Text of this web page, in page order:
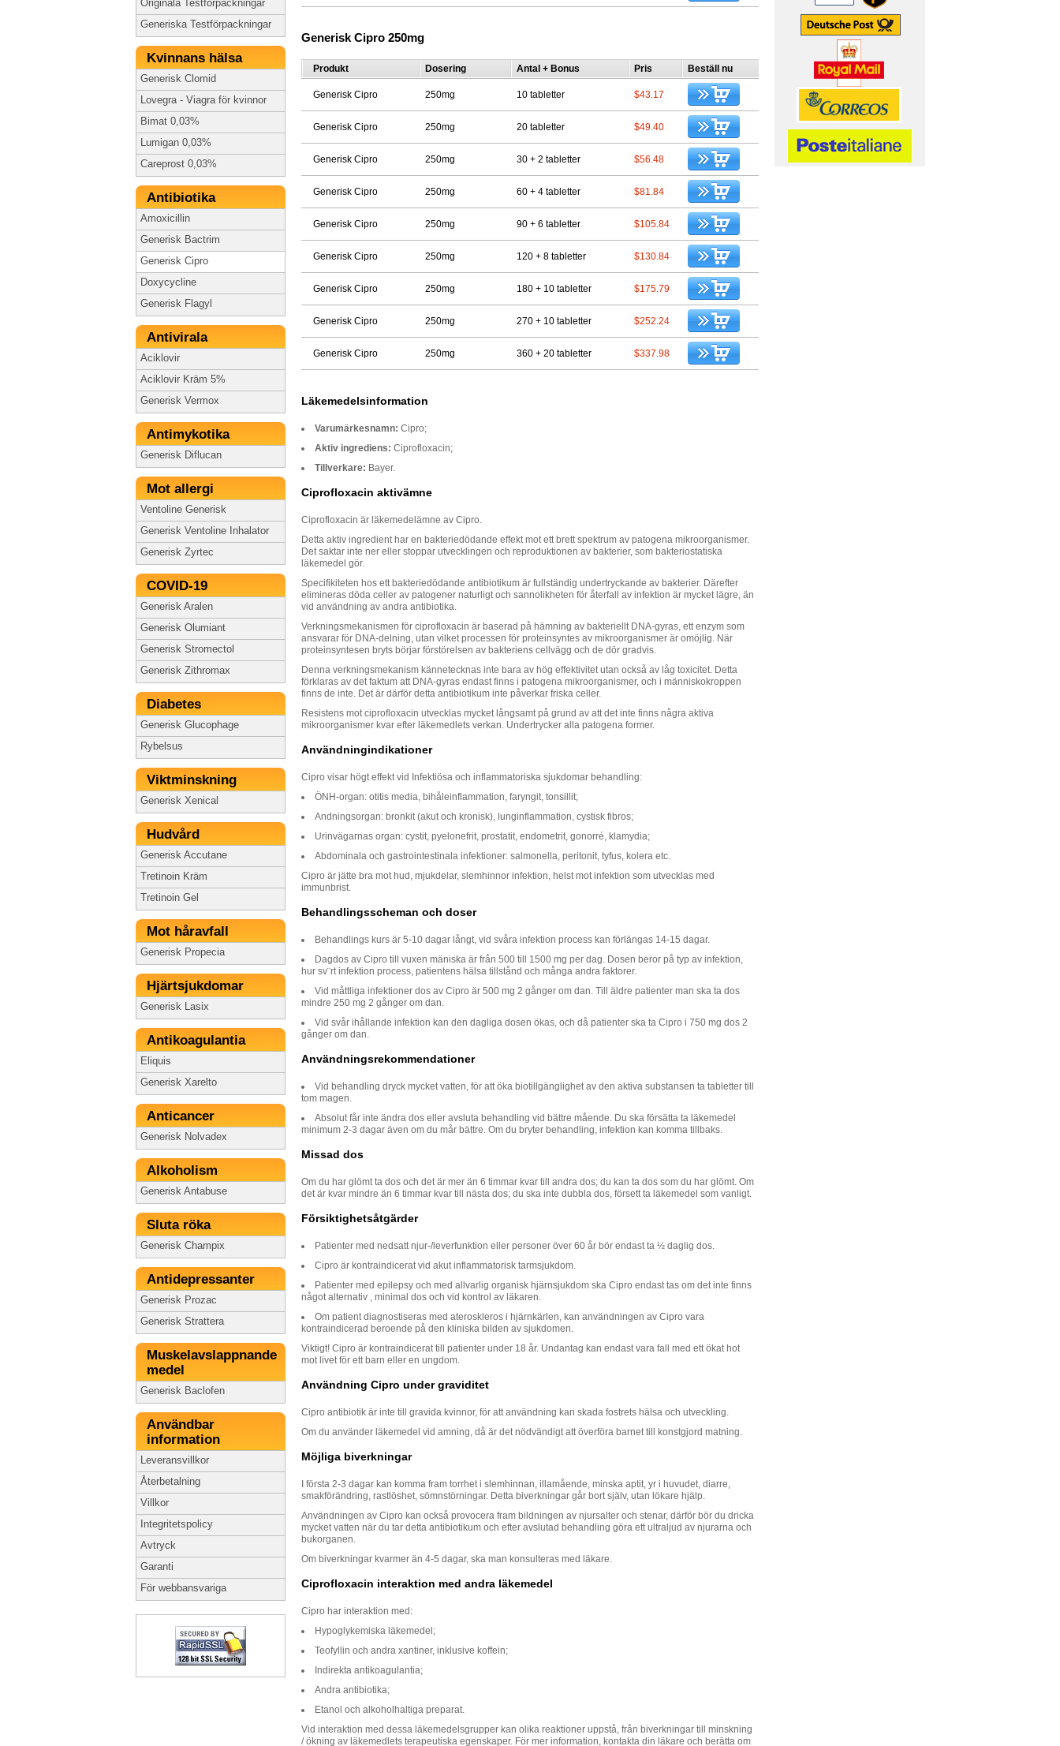
Originala Testförpackningar
Generiska Testförpackningar
Kvinnans hälsa
Generisk Clomid
Lovegra - Viagra för kvinnor
Bimat 0,03%
Lumigan 0,03%
Careprost 0,03%
Antibiotika
Amoxicillin
Generisk Bactrim
Generisk Cipro
Doxycycline
Generisk Flagyl
Antivirala
Aciklovir
Aciklovir Kräm 5%
Generisk Vermox
Antimykotika
Generisk Diflucan
Mot allergi
Ventoline Generisk
Generisk Ventoline Inhalator
Generisk Zyrtec
COVID-19
Generisk Aralen
Generisk Olumiant
Generisk Stromectol
Generisk Zithromax
Diabetes
Generisk Glucophage
Rybelsus
Viktminskning
Generisk Xenical
Hudvård
Generisk Accutane
Tretinoin Kräm
Tretinoin Gel
Mot håravfall
Generisk Propecia
Hjärtsjukdomar
Generisk Lasix
Antikoagulantia
Eliquis
Generisk Xarelto
Anticancer
Generisk Nolvadex
Alkoholism
Generisk Antabuse
Sluta röka
Generisk Champix
Antidepressanter
Generisk Prozac
Generisk Strattera
Muskelavslappnande
medel
Generisk Baclofen
Användbar
information
Leveransvillkor
Återbetalning
Villkor
Integritetspolicy
Avtryck
Garanti
För webbansvariga
Generisk Cipro 250mg
Produkt Dosering Antal + Bonus Pris Beställ nu
Generisk Cipro 250mg 10 tabletter $43.17
Generisk Cipro 250mg 20 tabletter $49.40
Generisk Cipro 250mg 30 + 2 tabletter $56.48
Generisk Cipro 250mg 60 + 4 tabletter $81.84
Generisk Cipro 250mg 90 + 6 tabletter $105.84
Generisk Cipro 250mg 120 + 8 tabletter $130.84
Generisk Cipro 250mg 180 + 10 tabletter $175.79
Generisk Cipro 250mg 270 + 10 tabletter $252.24
Generisk Cipro 250mg 360 + 20 tabletter $337.98
Läkemedelsinformation
Varumärkesnamn: Cipro;
Aktiv ingrediens: Ciprofloxacin;
Tillverkare: Bayer.
Ciprofloxacin aktivämne
Ciprofloxacin är läkemedelämne av Cipro.
Detta aktiv ingredient har en bakteriedödande effekt mot ett brett spektrum av patogena mikroorganismer.
Det saktar inte ner eller stoppar utvecklingen och reproduktionen av bakterier, som bakteriostatiska
läkemedel gör.
Specifikiteten hos ett bakteriedödande antibiotikum är fullständig undertryckande av bakterier. Därefter
elimineras döda celler av patogener naturligt och sannolikheten för återfall av infektion är mycket lägre, än
vid användning av andra antibiotika.
Verkningsmekanismen för ciprofloxacin är baserad på hämning av bakteriellt DNA-gyras, ett enzym som
ansvarar för DNA-delning, utan vilket processen för proteinsyntes av mikroorganismer är omöjlig. När
proteinsyntesen bryts börjar förstörelsen av bakteriens cellvägg och de dör gradvis.
Denna verkningsmekanism kännetecknas inte bara av hög effektivitet utan också av låg toxicitet. Detta
förklaras av det faktum att DNA-gyras endast finns i patogena mikroorganismer, och i människokroppen
finns de inte. Det är därför detta antibiotikum inte påverkar friska celler.
Resistens mot ciprofloxacin utvecklas mycket långsamt på grund av att det inte finns några aktiva
mikroorganismer kvar efter läkemedlets verkan. Undertrycker alla patogena former.
Användningindikationer
Cipro visar högt effekt vid Infektiösa och inflammatoriska sjukdomar behandling:
ÖNH-organ: otitis media, bihåleinflammation, faryngit, tonsillit;
Andningsorgan: bronkit (akut och kronisk), lunginflammation, cystisk fibros;
Urinvägarnas organ: cystit, pyelonefrit, prostatit, endometrit, gonorré, klamydia;
Abdominala och gastrointestinala infektioner: salmonella, peritonit, tyfus, kolera etc.
Cipro är jätte bra mot hud, mjukdelar, slemhinnor infektion, helst mot infektion som utvecklas med
immunbrist.
Behandlingsscheman och doser
Behandlings kurs är 5-10 dagar långt, vid svåra infektion process kan förlängas 14-15 dagar.
Dagdos av Cipro till vuxen mäniska är från 500 till 1500 mg per dag. Dosen beror på typ av infektion,
hur sv¨rt infektion process, patientens hälsa tillstånd och många andra faktorer.
Vid måttliga infektioner dos av Cipro är 500 mg 2 gånger om dan. Till äldre patienter man ska ta dos
mindre 250 mg 2 gånger om dan.
Vid svår ihållande infektion kan den dagliga dosen ökas, och då patienter ska ta Cipro i 750 mg dos 2
gånger om dan.
Användningsrekommendationer
Vid behandling dryck mycket vatten, för att öka biotillgänglighet av den aktiva substansen ta tabletter till
tom magen.
Absolut får inte ändra dos eller avsluta behandling vid bättre mående. Du ska försätta ta läkemedel
minimum 2-3 dagar även om du mår bättre. Om du bryter behandling, infektion kan komma tillbaks.
Missad dos
Om du har glömt ta dos och det är mer än 6 timmar kvar till andra dos; du kan ta dos som du har glömt. Om
det är kvar mindre än 6 timmar kvar till nästa dos; du ska inte dubbla dos, försett ta läkemedel som vanligt.
Försiktighetsåtgärder
Patienter med nedsatt njur-/leverfunktion eller personer över 60 år bör endast ta ½ daglig dos.
Cipro är kontraindicerat vid akut inflammatorisk tarmsjukdom.
Patienter med epilepsy och med allvarlig organisk hjärnsjukdom ska Cipro endast tas om det inte finns
något alternativ , minimal dos och vid kontrol av läkaren.
Om patient diagnostiseras med ateroskleros i hjärnkärlen, kan användningen av Cipro vara
kontraindicerad beroende på den kliniska bilden av sjukdomen.
Viktigt! Cipro är kontraindicerat till patienter under 18 år. Undantag kan endast vara fall med ett ökat hot
mot livet för ett barn eller en ungdom.
Användning Cipro under graviditet
Cipro antibiotik är inte till gravida kvinnor, för att användning kan skada fostrets hälsa och utveckling.
Om du använder läkemedel vid amning, då är det nödvändigt att överföra barnet till konstgjord matning.
Möjliga biverkningar
I första 2-3 dagar kan komma fram torrhet i slemhinnan, illamående, minska aptit, yr i huvudet, diarre,
smakförändring, rastlöshet, sömnstörningar. Detta biverkningar går bort själv, utan lökare hjälp.
Användningen av Cipro kan också provocera fram bildningen av njursalter och stenar, därför bör du dricka
mycket vatten när du tar detta antibiotikum och efter avslutad behandling göra ett ultraljud av njurarna och
bukorganen.
Om biverkningar kvarmer än 4-5 dagar, ska man konsulteras med läkare.
Ciprofloxacin interaktion med andra läkemedel
Cipro har interaktion med:
Hypoglykemiska läkemedel;
Teofyllin och andra xantiner, inklusive koffein;
Indirekta antikoagulantia;
Andra antibiotika;
Etanol och alkoholhaltiga preparat.
Vid interaktion med dessa läkemedelsgrupper kan olika reaktioner uppstå, från biverkningar till minskning
/ ökning av läkemedlets terapeutiska egenskaper. För mer information, kontakta din läkare och berätta om